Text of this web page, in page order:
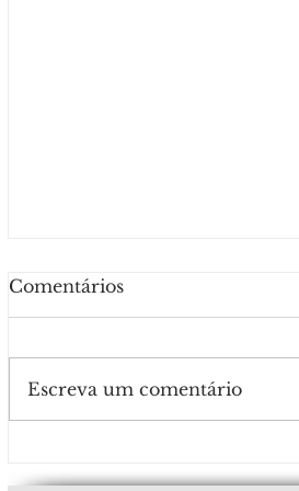
with 3200W PoE of
Comentários
Escreva um comentário